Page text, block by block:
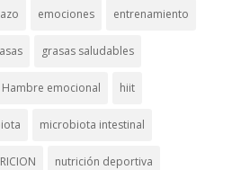
emociones entrenamiento
grasas saludables
Hambre emocional hiit
microbiota intestinal
nutrición deportiva